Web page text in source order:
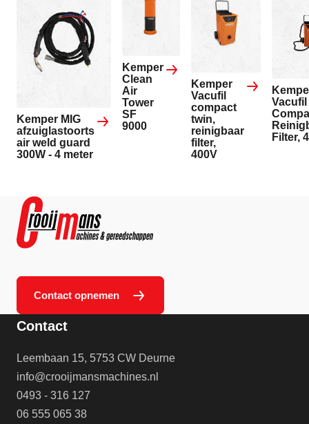
Kemper MIG
afzuiglastoorts
air weld guard
300W - 4 meter
Kemper
Clean
Air
Tower
SF
9000
Kemper
Vacufil
compact
twin,
reinigbaar
filter,
400V
Vacufil
Filter,
Contact opnemen
Contact
Leembaan 15, 5753 CW Deurne
info@crooijmansmachines.nl
0493 - 316 127
06 555 065 38